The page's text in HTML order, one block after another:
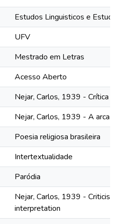
Estudos Linguisticos e
UFV
Mestrado em Letras
Acesso Aberto
Nejar, Carlos, 1939 - Crítica
Nejar, Carlos, 1939 - A arca
Poesia religiosa brasileira
Intertextualidade
Paródia
Nejar, Carlos, 1939 -
interpretation